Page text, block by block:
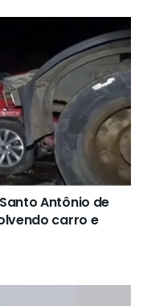
Antônio de
carro e